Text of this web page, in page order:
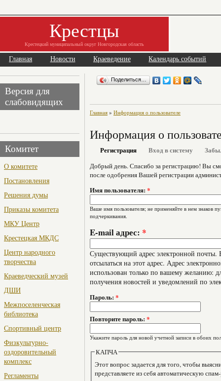
Крестцы
Крестецкий муниципальный округ Новгородская область
Главная Новости Краеведение Календарь событий
Версия для
слабовидящих
Комитет
О комитете
Постановления
Решения думы
Приказы комитета
МКУ Центр
Крестецкая МКДС
Центр народного
творчества
Краеведческий музей
ДШИ
Межпоселенческая
библиотека
Спортивный центр
Физкультурно-
оздоровительный
комплекс
Регламенты
Поделиться…
Главная » Информация о пользователе
Информация о
Регистрация Вход в систему
Добрый день. Спасибо за регистрацию! Вы
после одобрения Вашей регистрации
Имя пользователя: *
Ваше имя пользователя; не применяйте в нем знаков
подчеркивания.
E-mail адрес: *
Существующий адрес электронной почты.
отсылаться на этот адрес. Адрес
использован только по вашему желанию:
получения новостей и уведомлений по
Пароль: *
Повторите пароль: *
Укажите пароль для новой учетной записи в обоих
КАПЧА
Этот вопрос задается для того, чтобы выяснить,
представляете из себя автоматическую